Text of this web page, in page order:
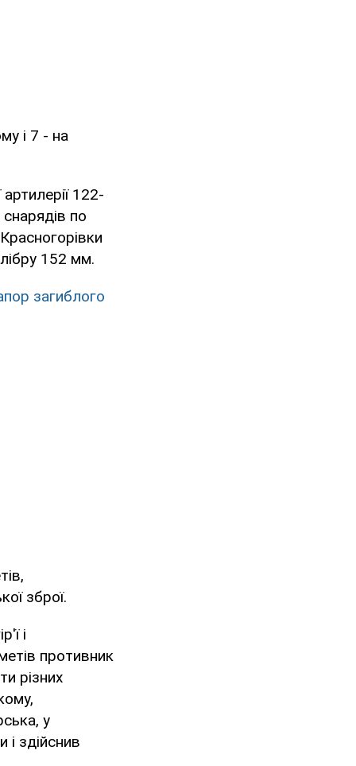
і 7 - на
122-
по
152 мм.
загиблого
зброї.
і
противник
різних
у
і здійснив